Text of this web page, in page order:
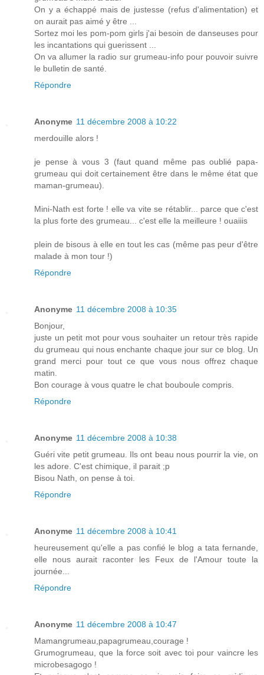
On y a échappé mais de justesse (refus d'alimentation) et
on aurait pas aimé y être ...
Sortez moi les pom-pom girls j'ai besoin de danseuses pour
les incantations qui guerissent ...
On va allumer la radio sur grumeau-info pour pouvoir suivre
le bulletin de santé.
Répondre
Anonyme 11 décembre 2008 à 10:22
merdouille alors !
je pense à vous 3 (faut quand même pas oublié papa-
grumeau qui doit certainement être dans le même état que
maman-grumeau).
Mini-Nath est forte ! elle va vite se rétablir... parce que c'est
la plus forte des grumeau... c'est elle la meilleure ! ouaiiis
plein de bisous à elle en tout les cas (même pas peur d'être
malade à mon tour !)
Répondre
Anonyme 11 décembre 2008 à 10:35
Bonjour,
juste un petit mot pour vous souhaiter un retour très rapide
du grumeau qui nous enchante chaque jour sur ce blog. Un
grand merci pour tout ce que vous nous offrez chaque
matin.
Bon courage à vous quatre le chat bouboule compris.
Répondre
Anonyme 11 décembre 2008 à 10:38
Guéri vite petit grumeau. Ils ont beau nous pourrir la vie, on
les adore. C'est chimique, il parait ;p
Bisou Nath, on pense à toi.
Répondre
Anonyme 11 décembre 2008 à 10:41
heureusement qu'elle a pas confié le blog a tata fernande,
elle nous aurait raconter les Feux de l'Amour toute la
journée...
Répondre
Anonyme 11 décembre 2008 à 10:47
Mamangrumeau,papagrumeau,courage !
Grumogrumeau, que la force soit avec toi pour vaincre les
microbesagogo !